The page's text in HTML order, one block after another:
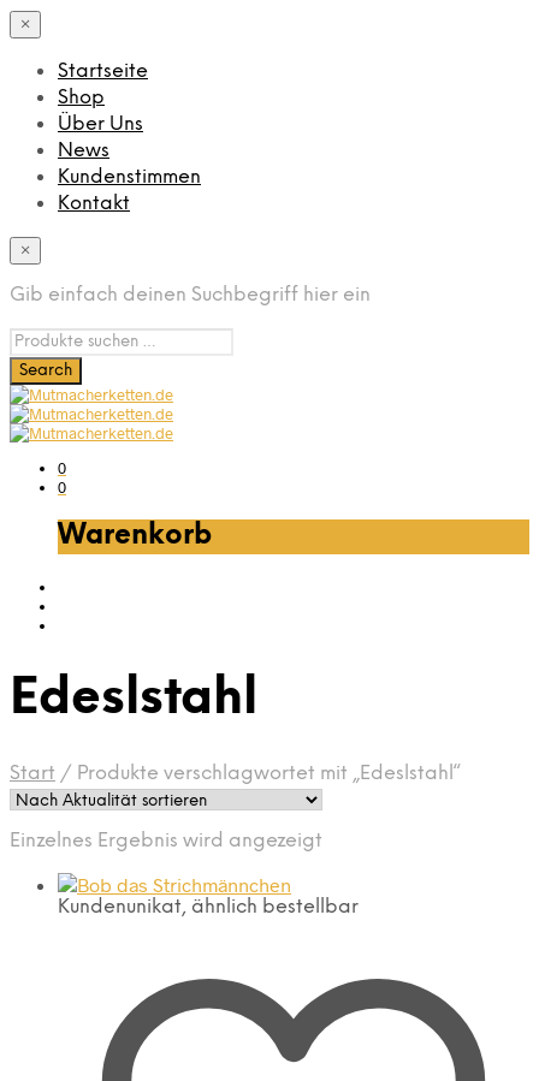
×
Startseite
Shop
Über Uns
News
Kundenstimmen
Kontakt
×
Gib einfach deinen Suchbegriff hier ein
0
0
Warenkorb
Edeslstahl
Start / Produkte verschlagwortet mit „Edeslstahl“
Einzelnes Ergebnis wird angezeigt
Kundenunikat, ähnlich bestellbar